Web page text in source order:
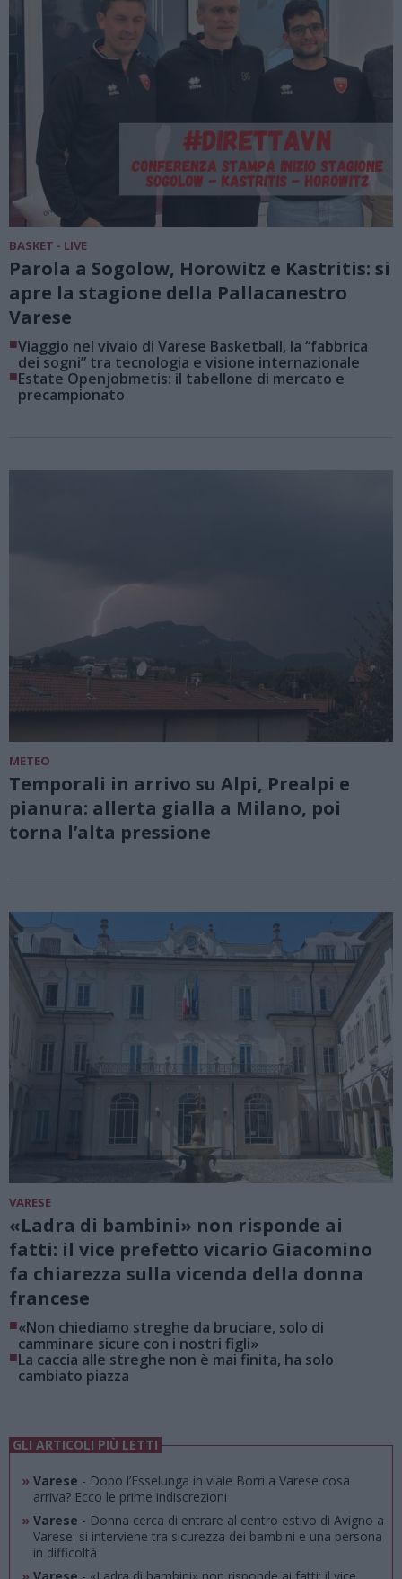
BASKET - LIVE
Parola a Sogolow, Horowitz e Kastritis: si
apre la stagione della Pallacanestro
Varese
■Viaggio nel vivaio di Varese Basketball, la “fabbrica
dei sogni” tra tecnologia e visione internazionale
■Estate Openjobmetis: il tabellone di mercato e
precampionato
METEO
Temporali in arrivo su Alpi, Prealpi e
pianura: allerta gialla a Milano, poi
torna l’alta pressione
VARESE
«Ladra di bambini» non risponde ai
fatti: il vice prefetto vicario Giacomino
fa chiarezza sulla vicenda della donna
francese
■«Non chiediamo streghe da bruciare, solo di
camminare sicure con i nostri figli»
■La caccia alle streghe non è mai finita, ha solo
cambiato piazza
GLI ARTICOLI PIÙ LETTI
» Varese - Dopo l’Esselunga in viale Borri a Varese cosa
arriva? Ecco le prime indiscrezioni
» Varese - Donna cerca di entrare al centro estivo di Avigno a
Varese: si interviene tra sicurezza dei bambini e una persona
in difficoltà